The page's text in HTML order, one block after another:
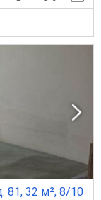
81, 32 м², 8/10